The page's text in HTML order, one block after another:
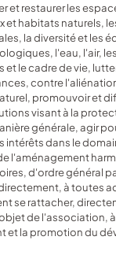
et habitats naturels,
la diversité et les
l'eau, l'air,
et le cadre de vie,
contre
promouvoir et
visant à la
générale, agir
intérêts dans le
l'aménagement
d'ordre général
à toutes
se rattacher,
de l'association,
et la promotion du